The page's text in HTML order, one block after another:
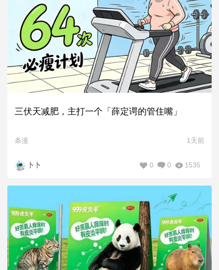
三伏天减肥，主打一个「薛定谔的管住嘴」
条漫 1天前
卜卜 1535
0
0